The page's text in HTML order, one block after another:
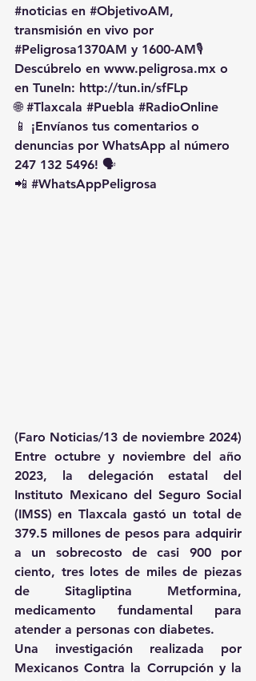
#noticias en #ObjetivoAM,
transmisión en vivo por
#Peligrosa1370AM y 1600-AM🎙️
Descúbrelo en www.peligrosa.mx o
en TuneIn: http://tun.in/sfFLp
🌐 #Tlaxcala #Puebla #RadioOnline
📱 ¡Envíanos tus comentarios o
denuncias por WhatsApp al número
247 132 5496! 🗣️
📲 #WhatsAppPeligrosa
(Faro Noticias/13 de noviembre 2024)
Entre octubre y noviembre del año
2023, la delegación estatal del
Instituto Mexicano del Seguro Social
(IMSS) en Tlaxcala gastó un total de
379.5 millones de pesos para adquirir
a un sobrecosto de casi 900 por
ciento, tres lotes de miles de piezas
de Sitagliptina Metformina,
medicamento fundamental para
atender a personas con diabetes.
Una investigación realizada por
Mexicanos Contra la Corrupción y la